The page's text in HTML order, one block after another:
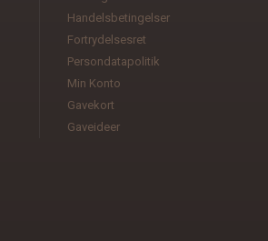
Handelsbetingelser
Fortrydelsesret
Persondatapolitik
Min Konto
Gavekort
Gaveideer